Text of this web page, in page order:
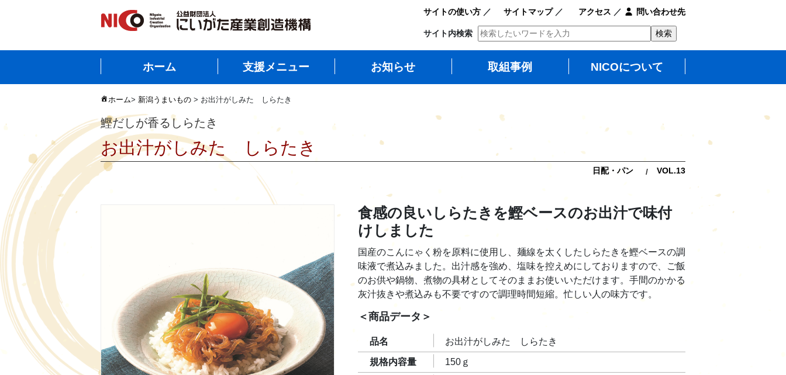
サイトの使い方／ サイトマップ／ アクセス ／ 問い合わせ先
サイト内検索
ホーム 支援メニュー お知らせ 取組事例 NICOについて
ホーム> 新潟うまいもの > お出汁がしみた しらたき
鰹だしが香るしらたき
お出汁がしみた しらたき
日配・パン VOL.13
食感の良いしらたきを鰹ベースのお出汁で味付
けしました
国産のこんにゃく粉を原料に使用し、麺線を太くしたしらたきを鰹ベースの調
味液で煮込みました。出汁感を強め、塩味を控えめにしておりますので、ご飯
のお供や鍋物、煮物の具材としてそのままお使いいただけます。手間のかかる
灰汁抜きや煮込みも不要ですので調理時間短縮。忙しい人の味方です。
＜商品データ＞
品名 お出汁がしみた しらたき
規格内容量 150ｇ